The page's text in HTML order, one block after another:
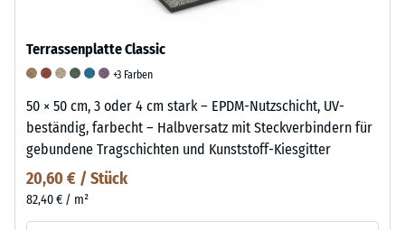
Terrassenplatte Classic
+3 Farben
50 × 50 cm, 3 oder 4 cm stark – EPDM-Nutzschicht, UV-
beständig, farbecht – Halbversatz mit Steckverbindern für
gebundene Tragschichten und Kunststoff-Kiesgitter
20,60 € / Stück
82,40 € / m²